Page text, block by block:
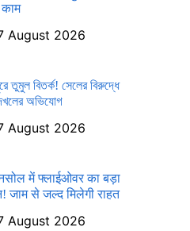
August 2026
তুমুল বিতর্ক! সেলের বিরুদ্ধে
অভিযোগ
August 2026
में फ्लाईओवर का बड़ा
जाम से जल्द मिलेगी राहत
August 2026